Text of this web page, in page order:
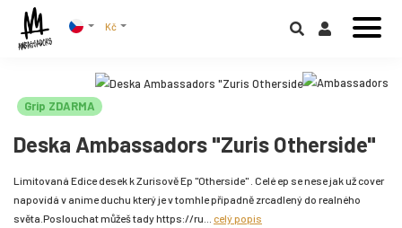
Kč
Grip ZDARMA
Deska Ambassadors "Zuris Otherside"
Limitovaná Edice desek k Zurisově Ep "Otherside" . Celé ep se nese jak už cover
napovídá v anime duchu který je v tomhle případně zrcadlený do realného
světa.Poslouchat můžeš tady https://ru... celý popis